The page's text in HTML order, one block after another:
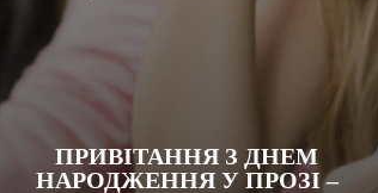
ПРИВІТАННЯ З ДНЕМ
НАРОДЖЕННЯ У ПРОЗІ –